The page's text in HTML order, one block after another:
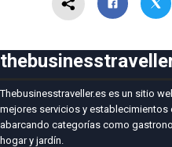
Thebusinesstraveller.es es un sitio
mejores servicios y establecimientos
abarcando categorías como
hogar y jardín.